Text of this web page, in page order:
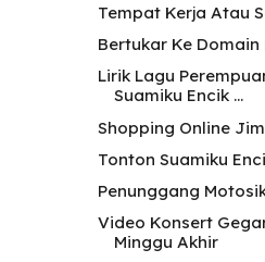
Tempat Kerja Atau
Bertukar Ke Domain
Lirik Lagu
Suamiku Encik ...
Shopping Online
Tonton Suamiku
Penunggang
Video Konsert
Minggu Akhir